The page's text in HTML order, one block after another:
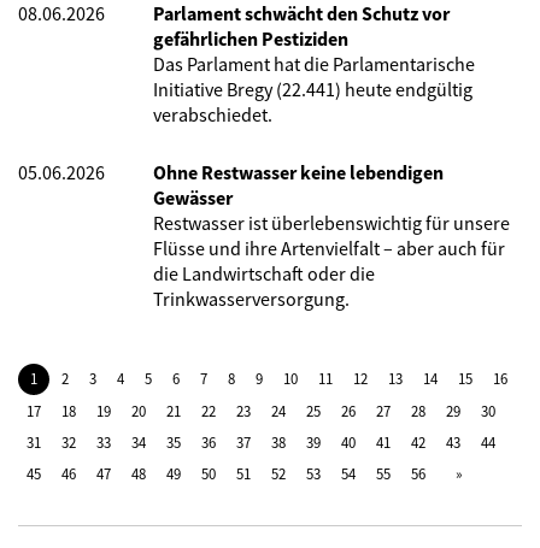
08.06.2026
Parlament schwächt den Schutz vor
gefährlichen Pestiziden
Das Parlament hat die Parlamentarische
Initiative Bregy (22.441) heute endgültig
verabschiedet.
05.06.2026
Ohne Restwasser keine lebendigen
Gewässer
Restwasser ist überlebenswichtig für unsere
Flüsse und ihre Artenvielfalt – aber auch für
die Landwirtschaft oder die
Trinkwasserversorgung.
1 2 3 4 5 6 7 8 9 10 11 12 13 14 15
16
17
18 19 20 21 22 23 24 25 26 27 28 29
30
31
32 33 34 35 36 37 38 39 40 41 42 43
44
45
46 47 48 49 50 51 52 53 54 55 56